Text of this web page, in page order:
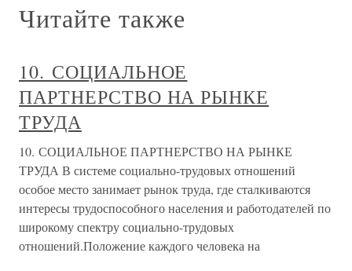
Читайте также
10. СОЦИАЛЬНОЕ
ПАРТНЕРСТВО НА РЫНКЕ
ТРУДА
10. СОЦИАЛЬНОЕ ПАРТНЕРСТВО НА РЫНКЕ
ТРУДА В системе социально-трудовых отношений
особое место занимает рынок труда, где сталкиваются
интересы трудоспособного населения и работодателей по
широкому спектру социально-трудовых
отношений.Положение каждого человека на